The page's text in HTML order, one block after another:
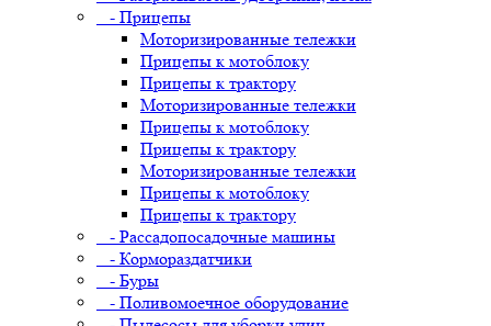
- Прицепы
Моторизированные тележки
Прицепы к мотоблоку
Прицепы к трактору
Моторизированные тележки
Прицепы к мотоблоку
Прицепы к трактору
Моторизированные тележки
Прицепы к мотоблоку
Прицепы к трактору
- Рассадопосадочные машины
- Кормораздатчики
- Буры
- Поливомоечное оборудование